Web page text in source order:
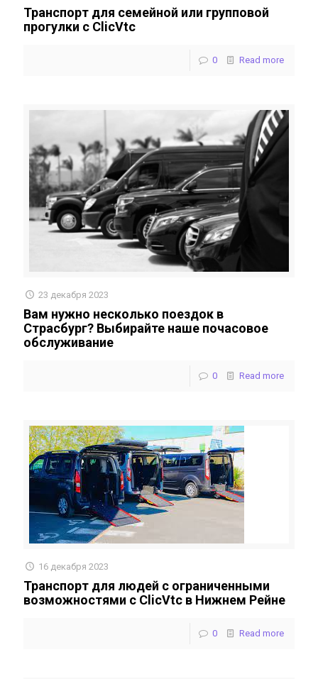
Транспорт для семейной или групповой
прогулки с ClicVtc
0 Read more
23 декабря 2023
Вам нужно несколько поездок в
Страсбург? Выбирайте наше почасовое
обслуживание
0 Read more
16 декабря 2023
Транспорт для людей с ограниченными
возможностями с ClicVtc в Нижнем Рейне
0 Read more